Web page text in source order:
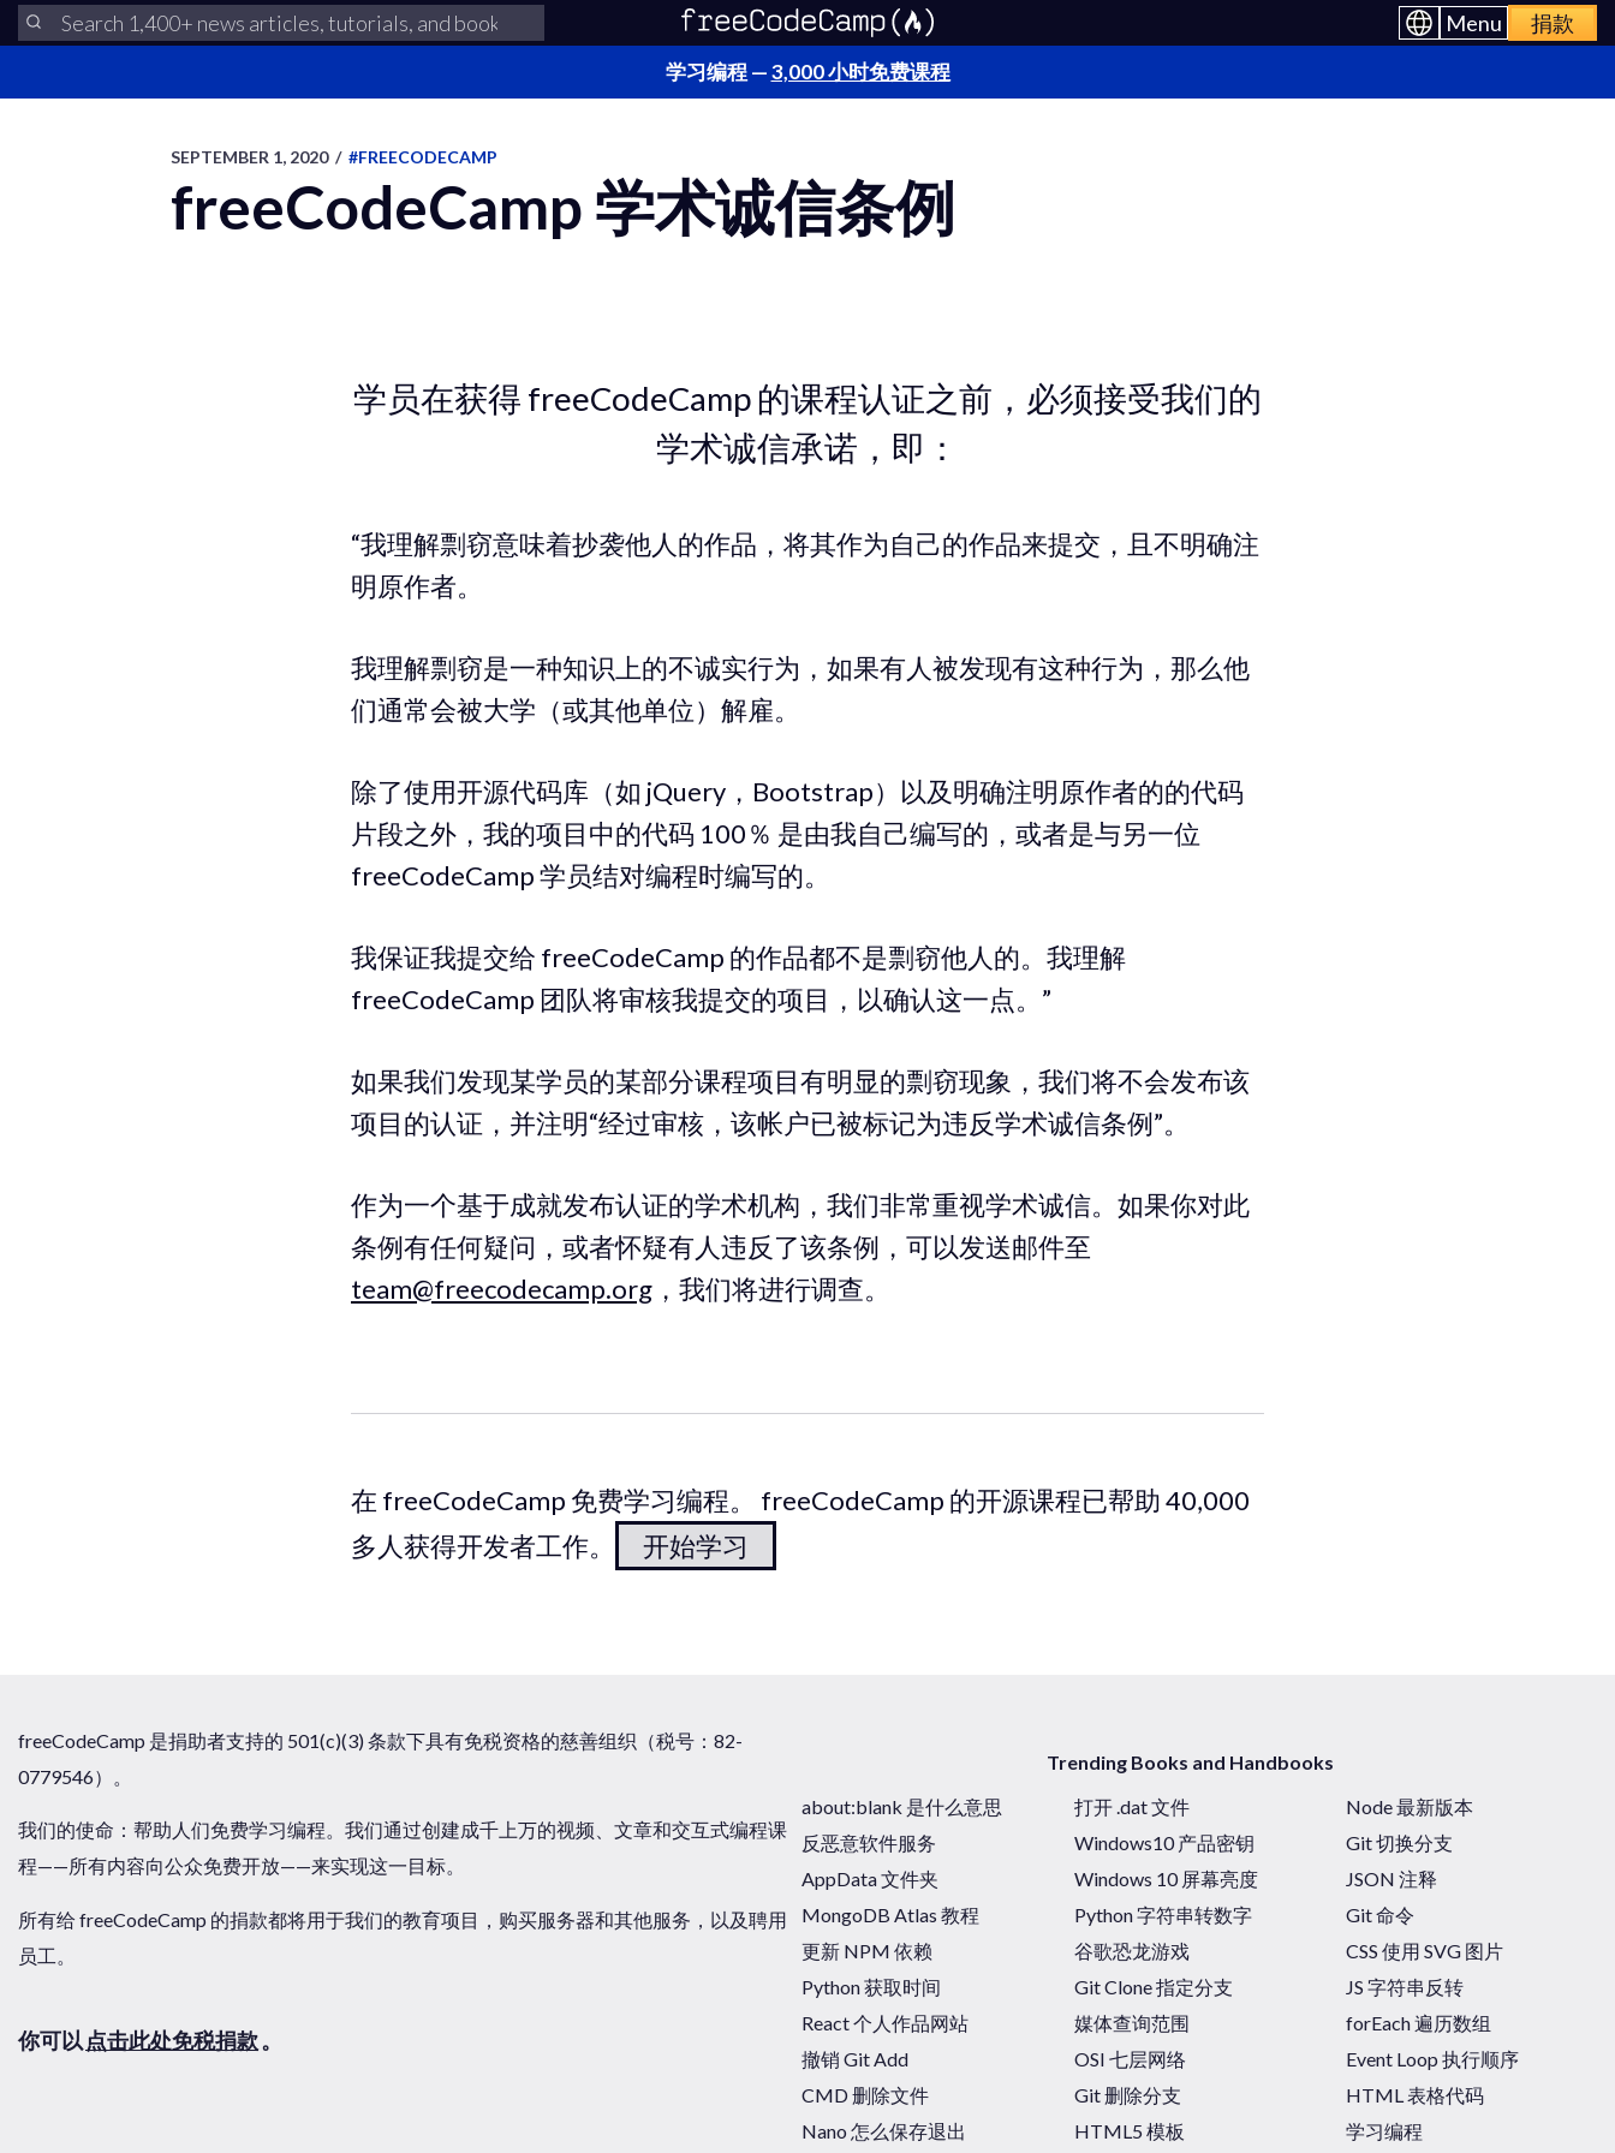
Menu 捐款
学习编程 —3,000 小时免费课程
SEPTEMBER 1, 2020 / #FREECODECAMP
freeCodeCamp 学术诚信条例
学员在获得 freeCodeCamp 的课程认证之前，必须接受我们的
学术诚信承诺，即：
“我理解剽窃意味着抄袭他人的作品，将其作为自己的作品来提交，且不明确注
明原作者。
我理解剽窃是一种知识上的不诚实行为，如果有人被发现有这种行为，那么他
们通常会被大学（或其他单位）解雇。
除了使用开源代码库（如 jQuery，Bootstrap）以及明确注明原作者的的代码
片段之外，我的项目中的代码 100％ 是由我自己编写的，或者是与另一位
freeCodeCamp 学员结对编程时编写的。
我保证我提交给 freeCodeCamp 的作品都不是剽窃他人的。我理解
freeCodeCamp 团队将审核我提交的项目，以确认这一点。”
如果我们发现某学员的某部分课程项目有明显的剽窃现象，我们将不会发布该
项目的认证，并注明“经过审核，该帐户已被标记为违反学术诚信条例”。
作为一个基于成就发布认证的学术机构，我们非常重视学术诚信。如果你对此
条例有任何疑问，或者怀疑有人违反了该条例，可以发送邮件至
team@freecodecamp.org ，我们将进行调查。
在 freeCodeCamp 免费学习编程。 freeCodeCamp 的开源课程已帮助 40,000
多人获得开发者工作。
开始学习
freeCodeCamp 是捐助者支持的 501(c)(3) 条款下具有免税资格的慈善组织（税号：82-
0779546）。
我们的使命：帮助人们免费学习编程。我们通过创建成千上万的视频、文章和交互式编程课
程——所有内容向公众免费开放——来实现这一目标。
所有给 freeCodeCamp 的捐款都将用于我们的教育项目，购买服务器和其他服务，以及聘用
员工。
你可以 点击此处免税捐款。
Trending Books and Handbooks
about:blank 是什么意思
打开 .dat 文件
Node 最新版本
反恶意软件服务
Windows10 产品密钥
Git 切换分支
AppData 文件夹
Windows 10 屏幕亮度
JSON 注释
MongoDB Atlas 教程
Python 字符串转数字
Git 命令
更新 NPM 依赖
谷歌恐龙游戏
CSS 使用 SVG 图片
Python 获取时间
Git Clone 指定分支
JS 字符串反转
React 个人作品网站
媒体查询范围
forEach 遍历数组
撤销 Git Add
OSI 七层网络
Event Loop 执行顺序
CMD 删除文件
Git 删除分支
HTML 表格代码
Nano 怎么保存退出
HTML5 模板 学习编程